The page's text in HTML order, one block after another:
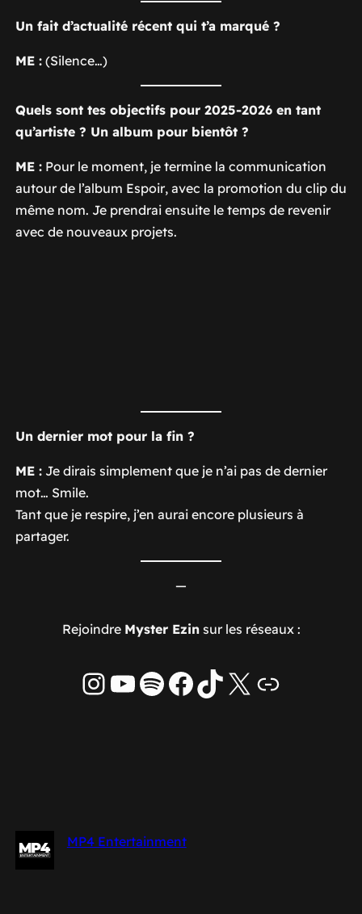
Un fait d’actualité récent qui t’a marqué ?
ME :(Silence…)
Quels sont tes objectifs pour 2025-2026 en tant
qu’artiste ? Un album pour bientôt ?
ME :Pour le moment, je termine la communication
autour de l’album Espoir, avec la promotion du clip du
même nom. Je prendrai ensuite le temps de revenir
avec de nouveaux projets.
Un dernier mot pour la fin ?
ME :Je dirais simplement que je n’ai pas de dernier
mot… Smile.
Tant que je respire, j’en aurai encore plusieurs à
partager.
—
Rejoindre Myster Ezinsur les réseaux :
Instagram
YouTube
Spotify
Facebook
TikTok
X Lien
MP4 Entertainment